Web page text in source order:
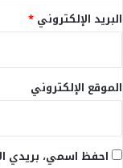
البريد الإلكتروني *
الموقع الإلكتروني
احفظ اسمي، بريدي